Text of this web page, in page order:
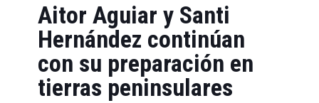
Aitor Aguiar y Santi
Hernández continúan
con su preparación en
tierras peninsulares